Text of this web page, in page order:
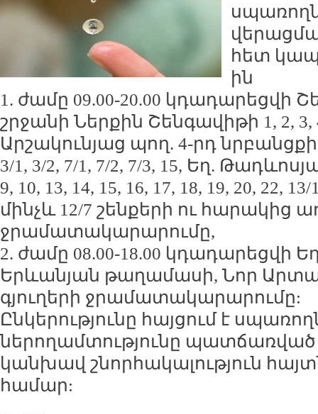
հետ
ին
1. ժամը 09.00-20.00 կդադարեցվի
շրջանի Ներքին Շենգավիթի 1, 2, 3,
Արշակունյաց պող. 4-րդ
3/1, 3/2, 7/1, 7/2, 7/3, 15, Եղ.
9, 10, 13, 14, 15, 16, 17, 18, 19, 20, 22,
մինչև 12/7 շենքերի ու հարակից
ջրամատակարարումը,
2. ժամը 08.00-18.00 կդադարեցվի
Երևանյան թաղամասի, Նոր
գյուղերի ջրամատակարարումը:
Ընկերությունը հայցում է
ներողամտությունը
կանխավ շնորհակալություն
համար: